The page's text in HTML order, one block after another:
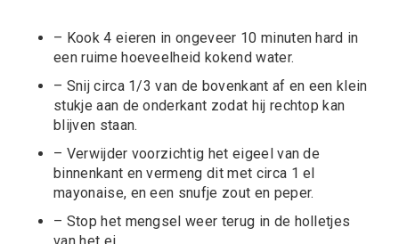
– Kook 4 eieren in ongeveer 10 minuten hard in
een ruime hoeveelheid kokend water.
– Snij circa 1/3 van de bovenkant af en een klein
stukje aan de onderkant zodat hij rechtop kan
blijven staan.
– Verwijder voorzichtig het eigeel van de
binnenkant en vermeng dit met circa 1 el
mayonaise, en een snufje zout en peper.
– Stop het mengsel weer terug in de holletjes